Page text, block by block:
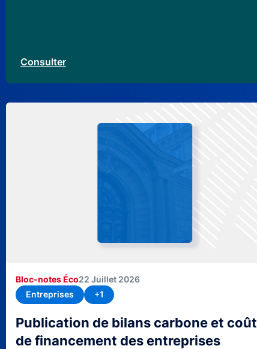
Consulter
Publication de bilans carbone et coût
de financement des entreprises
Bloc-notes Éco22 Juillet 2026
Entreprises
+1